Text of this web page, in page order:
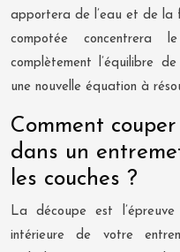
apportera de l’eau et de la
compotée concentrera
complètement l’équilibre
une nouvelle équation à
Comment
dans un
les couches ?
La découpe est
intérieure de votre